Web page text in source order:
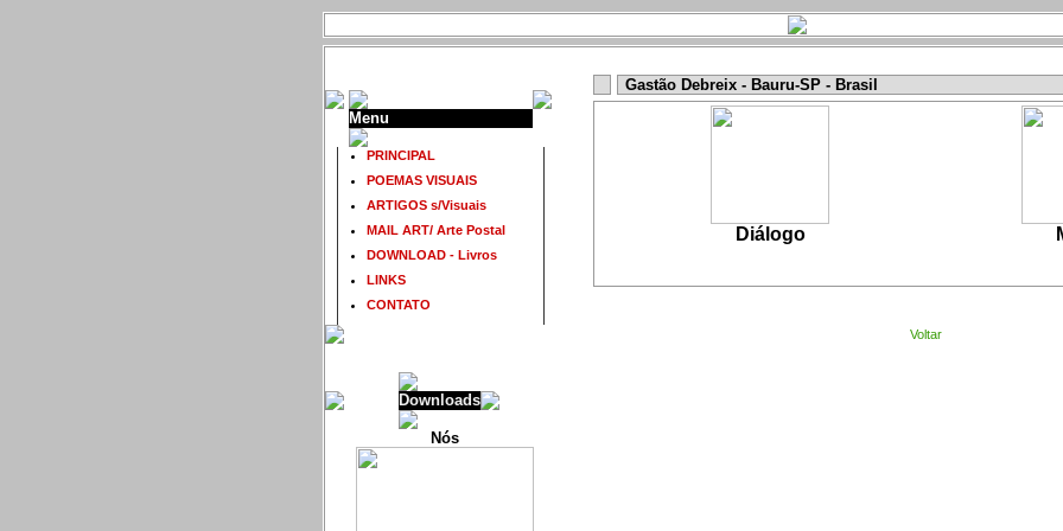
Menu
PRINCIPAL
POEMAS VISUAIS
ARTIGOS s/Visuais
MAIL ART/ Arte Postal
DOWNLOAD - Livros
LINKS
CONTATO
Downloads
Nós
Gastão Debreix - Bauru-SP - Brasil
Diálogo
Voltar